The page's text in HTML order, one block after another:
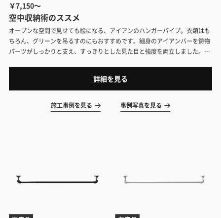
￥7,150～
空中収納術のススメ
オープンな空間で見せても絵になる、アイアンのハンガーパイプ。衣類はも
ちろん、グリーンを吊るすのにもおすすめです。細身のアイアンバーを鋳物
パーツがしっかりと支え、すっきりとした見た目と強度を両立しました。色
詳細を見る
施工事例を見る 事例写真を見る